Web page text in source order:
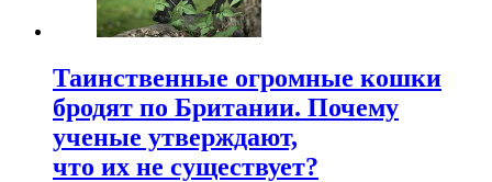
Таинственные огромные кошки
бродят по Британии. Почему
ученые утверждают,
что их не существует?